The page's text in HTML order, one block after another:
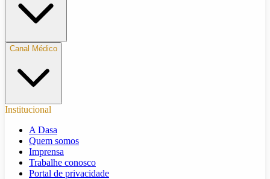
Canal Médico
Institucional
A Dasa
Quem somos
Imprensa
Trabalhe conosco
Portal de privacidade